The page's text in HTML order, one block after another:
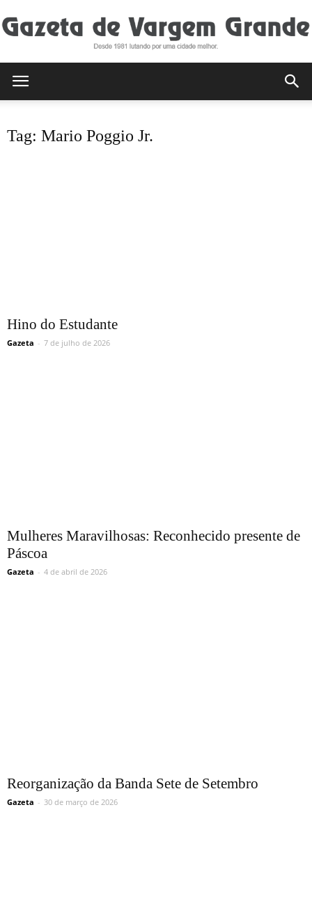
Tag: Mario Poggio Jr.
Hino do Estudante
Gazeta - 7 de julho de 2026
Mulheres Maravilhosas: Reconhecido presente de
Páscoa
Gazeta - 4 de abril de 2026
Reorganização da Banda Sete de Setembro
Gazeta - 30 de março de 2026